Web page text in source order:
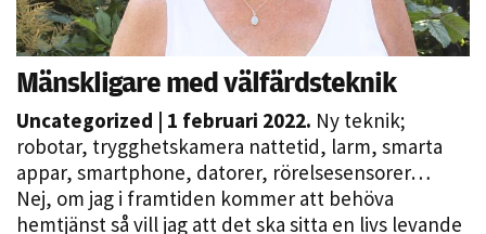
Mänskligare med välfärdsteknik
Uncategorized | 1 februari 2022. Ny teknik;
robotar, trygghetskamera nattetid, larm, smarta
appar, smartphone, datorer, rörelsesensorer…
Nej, om jag i framtiden kommer att behöva
hemtjänst så vill jag att det ska sitta en livs levande